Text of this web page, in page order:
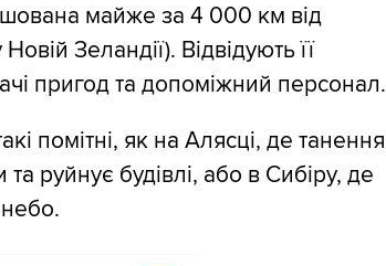
майже за 4 000 км від
Зеландії). Відвідують її
пригод та допоміжний персонал.
помітні, як на Алясці, де танення
руйнує будівлі, або в Сибіру, де